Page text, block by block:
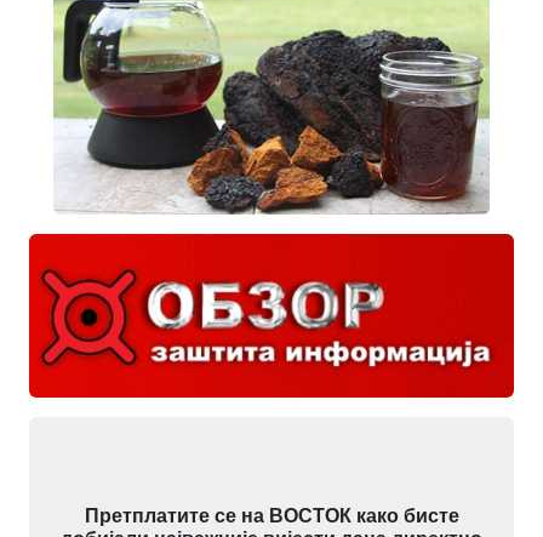
Претплатите се на ВОСТОК како бисте